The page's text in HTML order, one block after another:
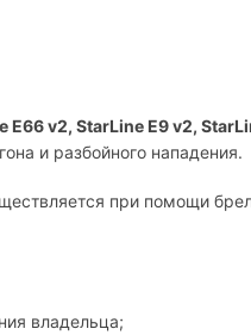
Е66 v2, StarLine Е9 v2,
и разбойного нападения.
при помощи
владельца;